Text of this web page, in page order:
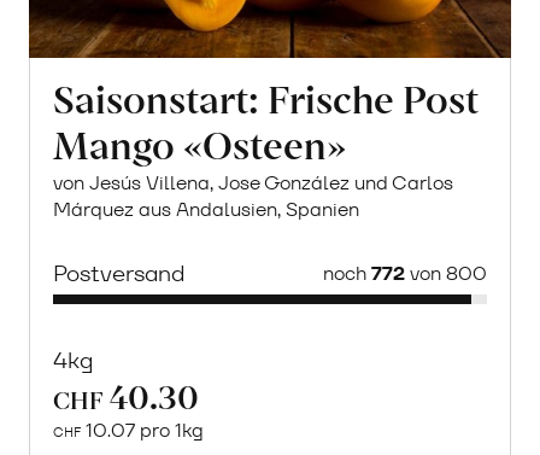
Saisonstart: Frische Post
Mango «Osteen»
von Jesús Villena, Jose González und Carlos
Márquez aus Andalusien, Spanien
Postversand noch772von 800
4kg
CHF 40.30
CHF 10.07 pro 1kg